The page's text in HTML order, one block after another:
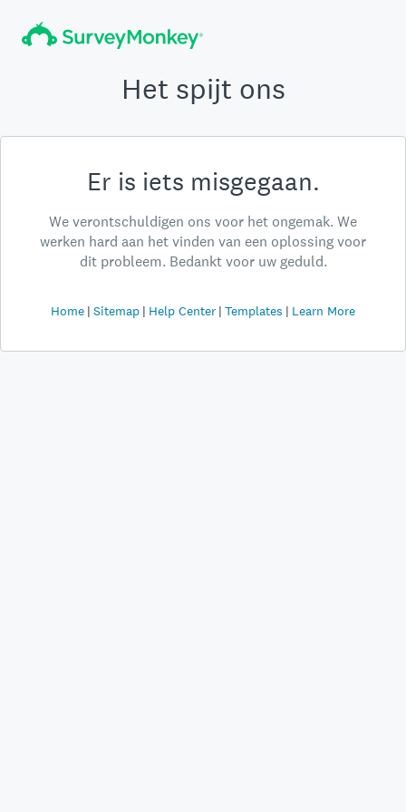
Het spijt ons
Er is iets misgegaan.
We verontschuldigen ons voor het ongemak. We
werken hard aan het vinden van een oplossing voor
dit probleem. Bedankt voor uw geduld.
Home Sitemap Help Center Templates Learn More